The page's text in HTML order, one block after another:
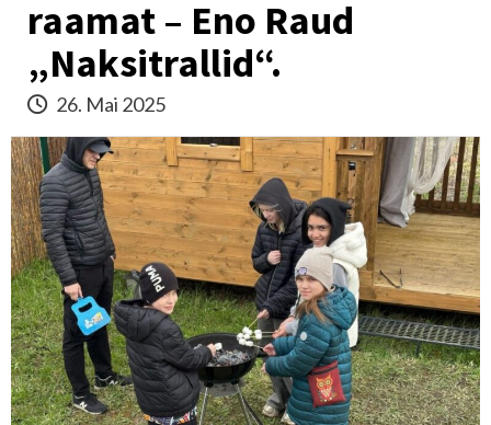
raamat – Eno Raud
„Naksitrallid“.
26. Mai 2025